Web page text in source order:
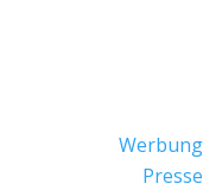
Werbung
Presse